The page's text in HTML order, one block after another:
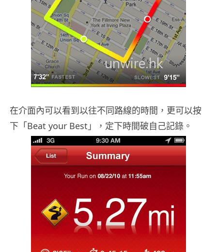
在介面內可以看到以往不同路線的時間，更可以按
下「Beat your Best」，定下時間破自己記錄。